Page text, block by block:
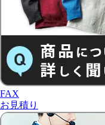
FAX
お見積り